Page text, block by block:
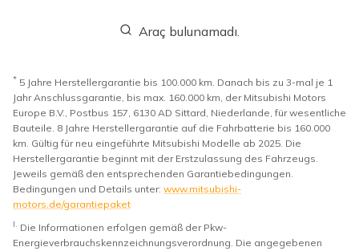
Araç bulunamadı.
* 5 Jahre Herstellergarantie bis 100.000 km. Danach bis zu 3-mal je 1
Jahr Anschlussgarantie, bis max. 160.000 km, der Mitsubishi Motors
Europe B.V., Postbus 157, 6130 AD Sittard, Niederlande, für wesentliche
Bauteile. 8 Jahre Herstellergarantie auf die Fahrbatterie bis 160.000
km. Gültig für neu eingeführte Mitsubishi Modelle ab 2025. Die
Herstellergarantie beginnt mit der Erstzulassung des Fahrzeugs.
Jeweils gemäß den entsprechenden Garantiebedingungen.
Bedingungen und Details unter: www.mitsubishi-
motors.de/garantiepaket
I. Die Informationen erfolgen gemäß der Pkw-
Energieverbrauchskennzeichnungsverordnung. Die angegebenen